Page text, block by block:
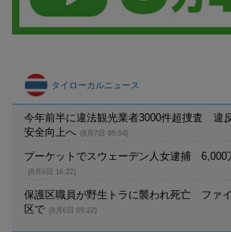
タイローカルニュース
今年前半に違法観光業者3000件超捜査 違
安全向上へ
(8月7日 09:04)
プーケットでスウェーデン人女逮捕 6,000
(8月6日 16:22)
保護区職員が野生トラに襲われ死亡 ファ
区で
(8月6日 09:22)